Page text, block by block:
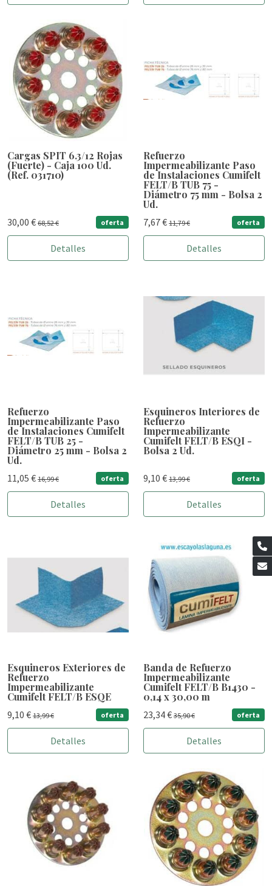
Cargas SPIT 6.3/12 Rojas
(Fuerte) - Caja 100 Ud.
(Ref. 031710)
30,00 € 68,52 € oferta
Detalles
Refuerzo
Impermeabilizante Paso
de Instalaciones Cumifelt
FELT/B TUB 75 -
Diámetro 75 mm - Bolsa 2
Ud.
7,67 € 11,79 € oferta
Detalles
Refuerzo
Impermeabilizante Paso
de Instalaciones Cumifelt
FELT/B TUB 25 -
Diámetro 25 mm - Bolsa 2
Ud.
11,05 € 16,99 € oferta
Detalles
Esquineros Interiores de
Refuerzo
Impermeabilizante
Cumifelt FELT/B ESQI -
Bolsa 2 Ud.
9,10 € 13,99 € oferta
Detalles
Esquineros Exteriores de
Refuerzo
Impermeabilizante
Cumifelt FELT/B ESQE
9,10 € 13,99 € oferta
Detalles
Banda de Refuerzo
Impermeabilizante
Cumifelt FELT/B B1430 -
0,14 x 30,00 m
23,34 € 35,90 € oferta
Detalles